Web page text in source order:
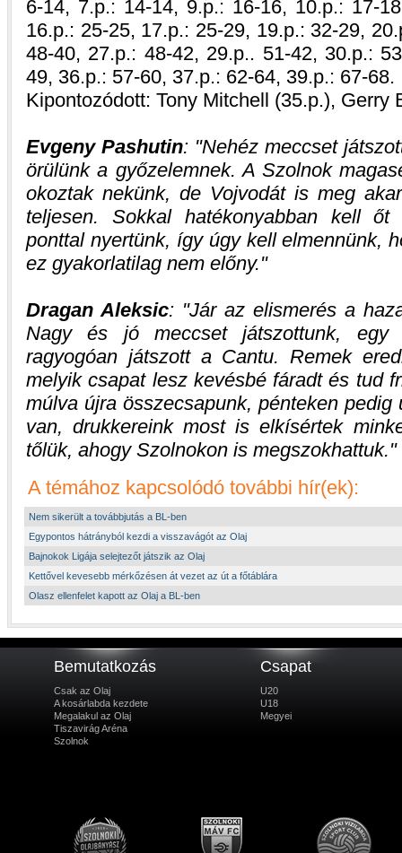
6-14, 7.p.: 14-14, 9.p.: 16-16, 10.p.: 17-
16.p.: 25-25, 17.p.: 25-29, 19.p.: 32-29,
48-40, 27.p.: 48-42, 29.p.. 51-42, 30.p.:
49, 36.p.: 57-60, 37.p.: 62-64, 39.p.: 67-68.
Kipontozódott: Tony Mitchell (35.p.), Gerry
Evgeny Pashutin:
Nehéz meccset
örülünk a győzelemnek. A Szolnok
okoztak nekünk, de Vojvodát is meg
teljesen. Sokkal hatékonyabban kell őt
ponttal nyertünk, így úgy kell elmennünk,
ez gyakorlatilag nem előny.
Dragan Aleksic:
Jár az elismerés a
Nagy és jó meccset játszottunk, egy
ragyogóan játszott a Cantu. Remek
melyik csapat lesz kevésbé fáradt és tud
múlva újra összecsapunk, pénteken
van, drukkereink most is elkísértek
tőlük, ahogy Szolnokon is megszokhattuk.
A témához kapcsolódó további hír(ek):
Nem sikerült a továbbjutás a BL-ben
Egypontos hátrányból kezdi a visszavágót az Olaj
Bajnokok Ligája selejtezőt játszik az Olaj
Kettővel kevesebb mérkőzésen át vezet az út a főtáblára
Olasz ellenfelet kapott az Olaj a BL-ben
Bemutatkozás
Csak az Olaj
A kosárlabda kezdete
Megalakul az Olaj
Tiszavirág Aréna
Szolnok
Csapat
U20
U18
Megyei